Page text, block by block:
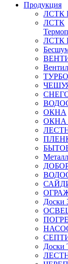
Продукция
ЛСТК
ЛСТК
ЛСТК
ОКНА
ОКНА